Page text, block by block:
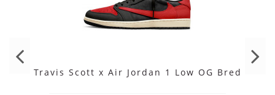
Travis Scott x Air Jordan 1 Low OG Bred